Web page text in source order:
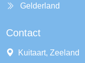
Gelderland
Contact
Kuitaart, Zeeland